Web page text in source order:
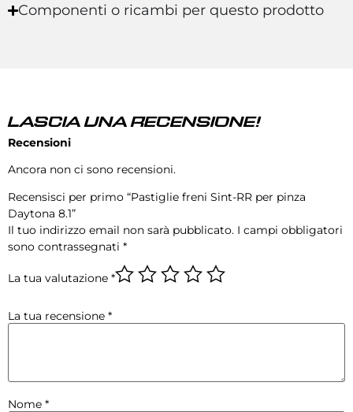
Componenti o ricambi per questo prodotto
LASCIA UNA RECENSIONE!
Recensioni
Ancora non ci sono recensioni.
Recensisci per primo “Pastiglie freni Sint-RR per pinza
Daytona 8.1”
Il tuo indirizzo email non sarà pubblicato. I campi obbligatori
sono contrassegnati *
La tua valutazione *
La tua recensione *
Nome *